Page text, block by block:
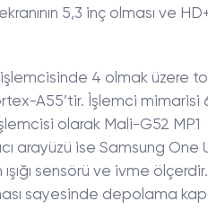
5,3 inç olması ve
işlemcisinde 4 olmak üzere
A55’tir. İşlemci mimarisi
olarak Mali-G52 MP1
arayüzü ise Samsung One
sensörü ve ivme ölçerdir.
sayesinde depolama